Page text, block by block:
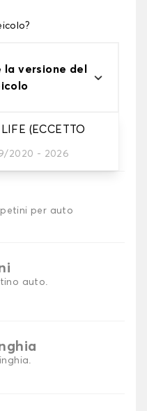
versione del
(ECCETTO
2020 - 2026
auto
per auto
auto.